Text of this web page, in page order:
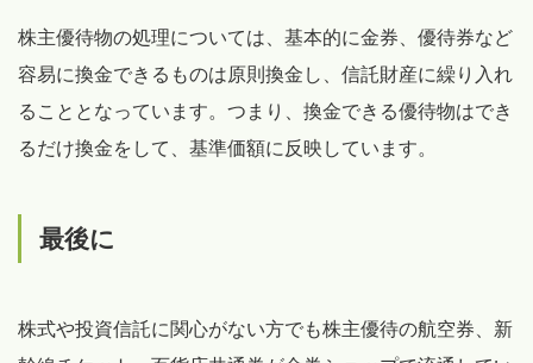
株主優待物の処理については、基本的に金券、優待券など
容易に換金できるものは原則換金し、信託財産に繰り入れ
ることとなっています。つまり、換金できる優待物はでき
るだけ換金をして、基準価額に反映しています。
最後に
株式や投資信託に関心がない方でも株主優待の航空券、新